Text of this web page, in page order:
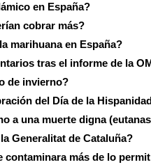
en España?
cobrar más?
marihuana en España?
tras el informe de la
de invierno?
del Día de la
a una muerte digna
Generalitat de Cataluña?
contaminara más de lo